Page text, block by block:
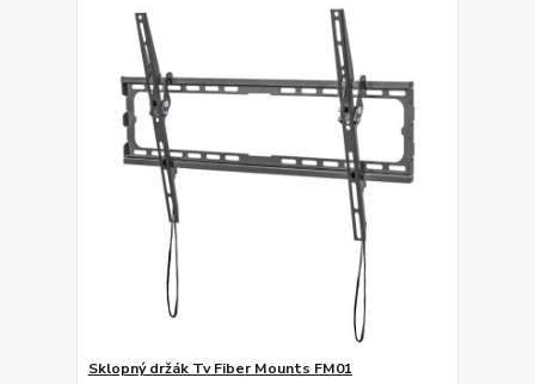
Sklopný držák Tv Fiber Mounts FM01